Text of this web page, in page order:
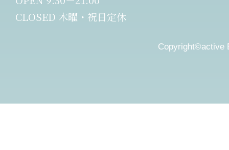
CLOSED 木曜・祝日定休
Copyright©active